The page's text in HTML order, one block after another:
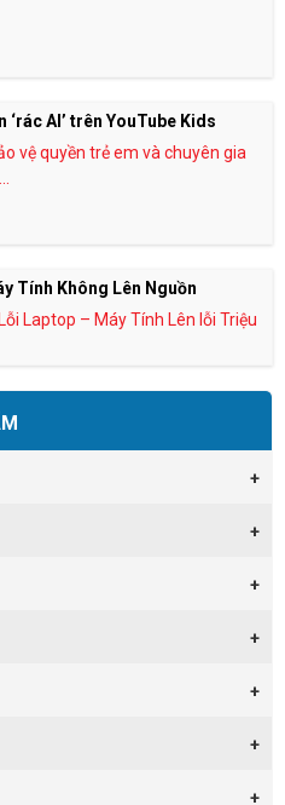
AI’ trên YouTube Kids
vệ quyền trẻ em và chuyên gia
Tính Không Lên Nguồn
Laptop – Máy Tính Lên lỗi Triệu